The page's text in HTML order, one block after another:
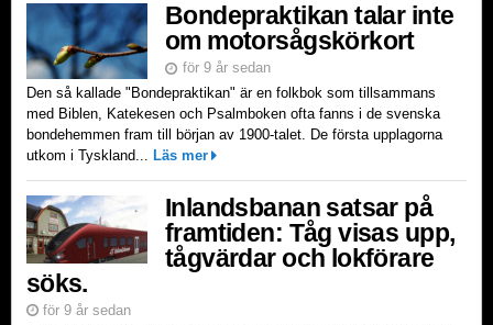
Bondepraktikan talar inte
om motorsågskörkort
för 9 år sedan
Den så kallade "Bondepraktikan" är en folkbok som tillsammans
med Biblen, Katekesen och Psalmboken ofta fanns i de svenska
bondehemmen fram till början av 1900-talet. De första upplagorna
utkom i Tyskland... Läs mer
Inlandsbanan satsar på
framtiden: Tåg visas upp,
tågvärdar och lokförare
söks.
för 9 år sedan